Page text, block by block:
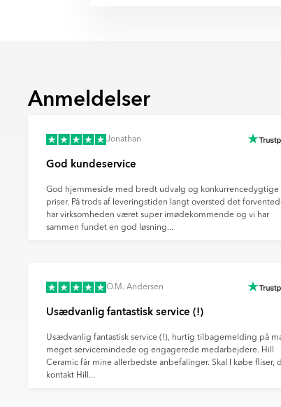
farvegengivelse fra din skærm,
Når du vælger levering via DHL
Anmeldelser
Jonathan
God kundeservice
God hjemmeside med bredt udvalg og konkurrencedygtige
priser. På trods af leveringstiden langt oversted det
har virksomheden været super imødekommende og vi har
sammen fundet en god løsning...
O.M. Andersen
Usædvanlig fantastisk service (!)
Usædvanlig fantastisk service (!), hurtig tilbagemelding på
meget servicemindede og engagerede medarbejdere. Hill
Ceramic får mine allerbedste anbefalinger. Skal I købe fliser,
kontakt Hill...